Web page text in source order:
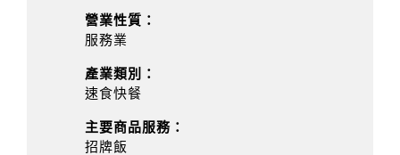
營業性質：
服務業
產業類別：
速食快餐
主要商品服務：
招牌飯